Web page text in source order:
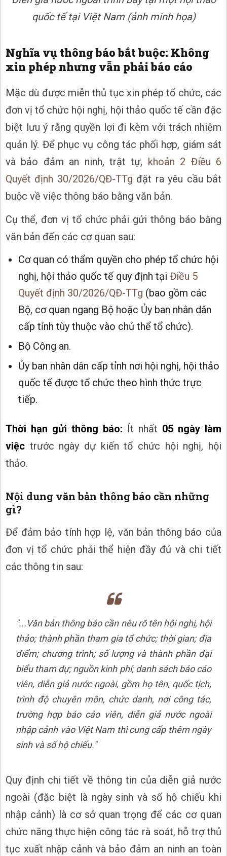
quốc tế tại Việt Nam (ảnh minh họa)
Nghĩa vụ thông báo bắt buộc: Không
xin phép nhưng vẫn phải báo cáo
Mặc dù được miễn thủ tục xin phép tổ chức, các
đơn vị tổ chức hội nghị, hội thảo quốc tế cần đặc
biệt lưu ý rằng quyền lợi đi kèm với trách nhiệm
quản lý. Để phục vụ công tác phối hợp, giám sát
và bảo đảm an ninh, trật tự, khoản 2 Điều 6
Quyết định 30/2026/QĐ-TTg đặt ra yêu cầu bắt
buộc về việc thông báo bằng văn bản.
Cụ thể, đơn vị tổ chức phải gửi thông báo bằng
văn bản đến các cơ quan sau:
Cơ quan có thẩm quyền cho phép tổ chức hội
nghị, hội thảo quốc tế quy định tại Điều 5
Quyết định 30/2026/QĐ-TTg (bao gồm các
Bộ, cơ quan ngang Bộ hoặc Ủy ban nhân dân
cấp tỉnh tùy thuộc vào chủ thể tổ chức).
Bộ Công an.
Ủy ban nhân dân cấp tỉnh nơi hội nghị, hội thảo
quốc tế được tổ chức theo hình thức trực
tiếp.
Thời hạn gửi thông báo: Ít nhất 05 ngày làm
việc trước ngày dự kiến tổ chức hội nghị, hội
thảo.
Nội dung văn bản thông báo cần những
gì?
Để đảm bảo tính hợp lệ, văn bản thông báo của
đơn vị tổ chức phải thể hiện đầy đủ và chi tiết
các thông tin sau:
"...Văn bản thông báo cần nêu rõ tên hội nghị, hội
thảo; thành phần tham gia tổ chức; thời gian; địa
điểm; chương trình; số lượng và thành phần đại
biểu tham dự; nguồn kinh phí; danh sách báo cáo
viên, diễn giả nước ngoài, gồm họ tên, quốc tịch,
trình độ chuyên môn, chức danh, nơi công tác,
trường hợp báo cáo viên, diễn giả nước ngoài
nhập cảnh vào Việt Nam thì cung cấp thêm ngày
sinh và số hộ chiếu."
Quy định chi tiết về thông tin của diễn giả nước
ngoài (đặc biệt là ngày sinh và số hộ chiếu khi
nhập cảnh) là cơ sở quan trọng để các cơ quan
chức năng thực hiện công tác rà soát, hỗ trợ thủ
tục xuất nhập cảnh và bảo đảm an ninh an toàn